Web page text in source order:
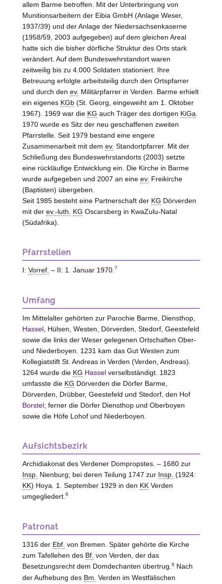
allem Barme betroffen. Mit der Unterbringung von
Munitionsarbeitern der Eibia GmbH (Anlage Weser,
1937/39) und der Anlage der Niedersachsenkaserne
(1958/59, 2003 aufgegeben) auf dem gleichen Areal
hatte sich die bisher dörfliche Struktur des Orts stark
verändert. Auf dem Bundeswehrstandort waren
zeitweilig bis zu 4.000 Soldaten stationiert. Ihre
Betreuung erfolgte arbeitsteilig durch den Ortspfarrer
und durch den ev. Militärpfarrer in Verden. Barme erhielt
ein eigenes KGb(St. Georg, eingeweiht am 1. Oktober
1967). 1969 war die KG auch Träger des dortigen KiGa
1970 wurde es Sitz der neu geschaffenen zweiten
Pfarrstelle. Seit 1979 bestand eine engere
Zusammenarbeit mit dem ev. Standortpfarrer. Mit der
Schließung des Bundeswehrstandorts (2003) setzte
eine rückläufige Entwicklung ein. Die Kirche in Barme
wurde aufgegeben und 2007 an eine ev. Freikirche
(Baptisten) übergeben.
Seit 1985 besteht eine Partnerschaft der KG Dörverden
mit der ev.-luth. KG Oscarsberg in KwaZulu-Natal
(Südafrika).
Pfarrstellen
I: Vorref. – II: 1. Januar 1970. 7
Umfang
Im Mittelalter gehörten zur Parochie Barme, Diensthop,
Hassel, Hülsen, Westen , Dörverden, Stedorf, Geestefeld
sowie die links der Weser gelegenen Ortschaften Ober-
und Niederboyen. 1231 kam das Gut Westen zum
Kollegiatstift St. Andreas in Verden (Verden, Andreas).
1264 wurde die KG Hasselverselbständigt. 1823
umfasste die KG Dörverden die Dörfer Barme,
Dörverden, Drübber, Geestefeld und Stedorf, den Hof
Borstel; ferner die Dörfer Diensthop und Oberboyen
sowie die Höfe Lohof und Niederboyen.
Aufsichtsbezirk
Archidiakonat des Verdener Dompropstes. – 1680 zur
Insp. Nienburg; bei deren Teilung 1747 zur Insp. (1924:
KK) Hoya. 1. September 1929 in den KKVerden
umgegliedert.8
Patronat
1316 der Ebf. von Bremen. Später gehörte die Kirche
zum Tafellehen des Bf. von Verden, der das
Besetzungsrecht dem Domdechanten übertrug.9 Nach
der Aufhebung des Bm. Verden im Westfälischen